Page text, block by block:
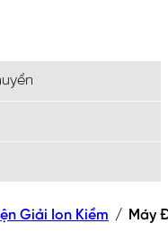
Giải Ion Kiềm / Máy